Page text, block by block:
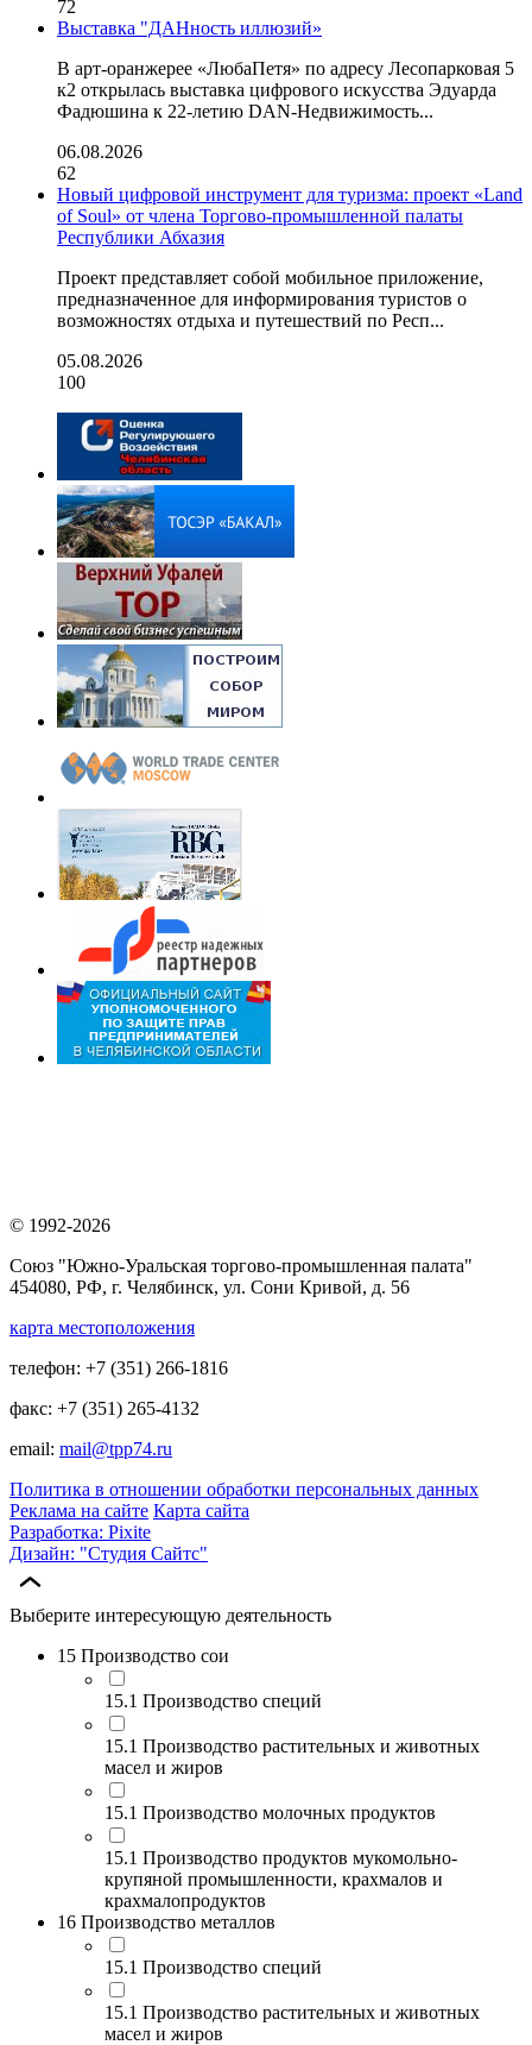
72
Выставка "ДАНность иллюзий»
В арт-оранжерее «ЛюбаПетя» по адресу Лесопарковая 5
к2 открылась выставка цифрового искусства Эдуарда
Фадюшина к 22-летию DAN-Недвижимость...
06.08.2026
62
Новый цифровой инструмент для туризма: проект «Land
of Soul» от члена Торгово-промышленной палаты
Республики Абхазия
Проект представляет собой мобильное приложение,
предназначенное для информирования туристов о
возможностях отдыха и путешествий по Респ...
05.08.2026
100
© 1992-2026
Союз "Южно-Уральская торгово-промышленная палата"
454080, РФ, г. Челябинск, ул. Сони Кривой, д. 56
карта местоположения
телефон: +7 (351) 266-1816
факс: +7 (351) 265-4132
email: mail@tpp74.ru
Политика в отношении обработки персональных данных
Реклама на сайте Карта сайта
Разработка: Pixite
Дизайн: "Студия Сайтс"
Выберите интересующую деятельность
15 Производство сои
15.1 Производство специй
15.1 Производство растительных и животных
масел и жиров
15.1 Производство молочных продуктов
15.1 Производство продуктов мукомольно-
крупяной промышленности, крахмалов и
крахмалопродуктов
16 Производство металлов
15.1 Производство специй
15.1 Производство растительных и животных
масел и жиров